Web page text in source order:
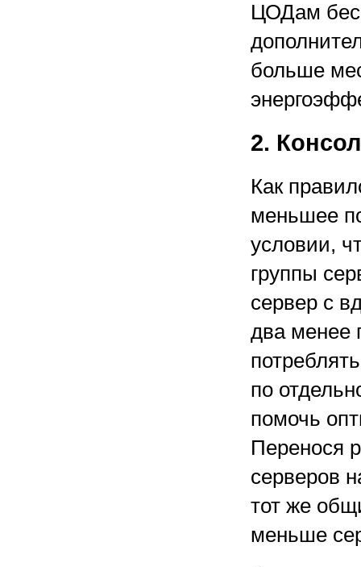
ЦОДам
больше
2.
Как
меньшее
условии,
группы
сервер с
два менее
по
помочь
Перенося
серверов
тот же
меньше